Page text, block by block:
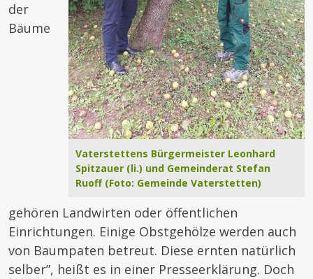
Vaterstettens Bürgermeister Leonhard
Spitzauer (li.) und Gemeinderat Stefan
Ruoff (Foto: Gemeinde Vaterstetten)
der
Bäume
gehören Landwirten oder öffentlichen
Einrichtungen. Einige Obstgehölze werden auch
von Baumpaten betreut. Diese ernten natürlich
selber”, heißt es in einer Presseerklärung. Doch